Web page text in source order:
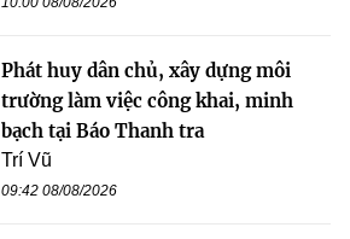
Phát huy dân chủ, xây dựng môi
trường làm việc công khai, minh
bạch tại Báo Thanh tra
Trí Vũ
09:42 08/08/2026